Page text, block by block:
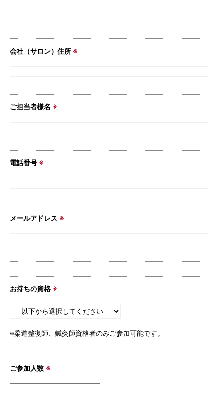
会社（サロン）住所 ※
ご担当者様名 ※
電話番号 ※
メールアドレス ※
お持ちの資格 ※
※柔道整復師、鍼灸師資格者のみご参加可能です。
ご参加人数 ※